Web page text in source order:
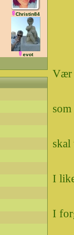
Christin84
evot
Vær
I
I